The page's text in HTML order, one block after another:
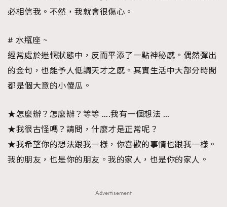
必相信我。不然，我就會很傷心。
# 水瓶座 ~
經常處於迷惘狀態中，反而平添了一點神秘感。偶然彈出
的金句，也能予人低調天才之感。其實生活中大部分時間
都是個大意的小傻瓜。
★怎麼辦？怎麼辦？等等 ….我有一個想法 …
★我很古怪嗎？請問，什麼才是正常呢？
★我希望你的想法跟我一樣，你喜歡的事情也跟我一樣。
我的朋友，也是你的朋友。我的家人，也是你的家人。
Advertisement